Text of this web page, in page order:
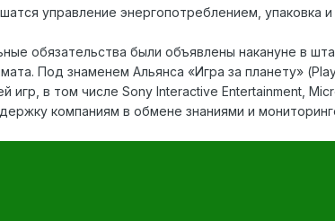
управление энергопотреблением, упаковка и
обязательства были объявлены накануне в
Под знаменем Альянса «Игра за планету»
игр, в том числе Sony Interactive Entertainment,
компаниям в обмене знаниями и